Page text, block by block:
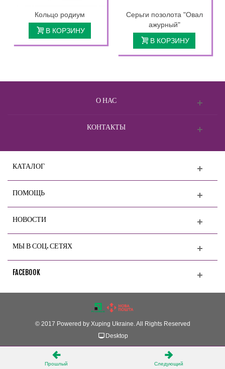
Кольцо родиум
В КОРЗИНУ
Серьги позолота "Овал
ажурный"
В КОРЗИНУ
О НАС
КОНТАКТЫ
КАТАЛОГ
ПОМОЩЬ
НОВОСТИ
МЫ В СОЦ. СЕТЯХ
FACEBOOK
© 2017 Powered by Xuping Ukraine. All Rights Reserved
Desktop
Прошлый Следующий